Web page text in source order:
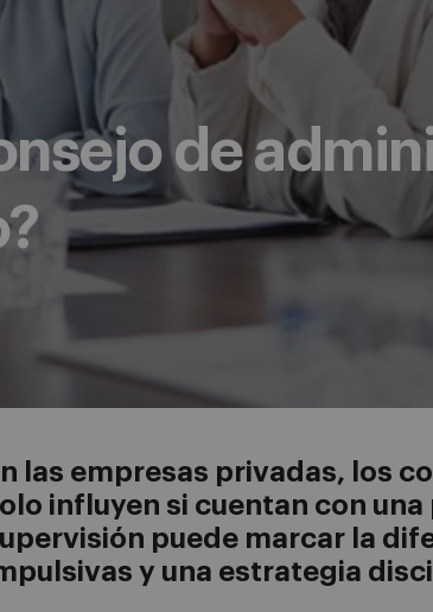
de
las empresas privadas, los
influyen si cuentan con
puede marcar la
y una estrategia